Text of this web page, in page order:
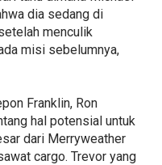
dia sedang di
menculik
misi sebelumnya,
Franklin, Ron
hal potensial untuk
dari Merryweather
cargo. Trevor yang